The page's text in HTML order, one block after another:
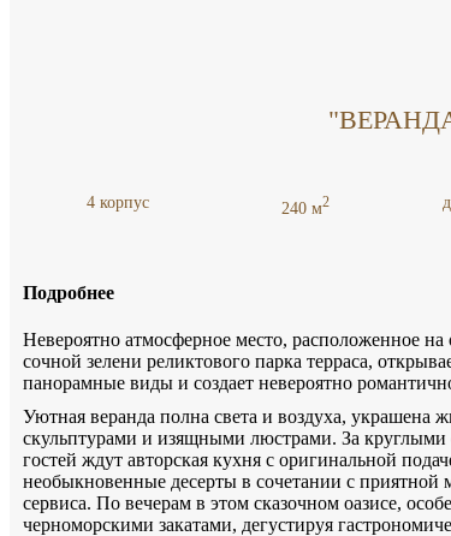
4 корпус 240 м2
Подробнее
Невероятно атмосферное место, расположенное
сочной зелени реликтового парка терраса,
панорамные виды и создает невероятно
Уютная веранда полна света и воздуха,
скульптурами и изящными люстрами. За круглыми
гостей ждут авторская кухня с оригинальной
необыкновенные десерты в сочетании с
сервиса. По вечерам в этом сказочном оазисе,
черноморскими закатами, дегустируя